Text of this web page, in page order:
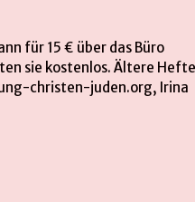
für 15 € über das Büro
sie kostenlos. Ältere Hefte
christen-juden.org, Irina